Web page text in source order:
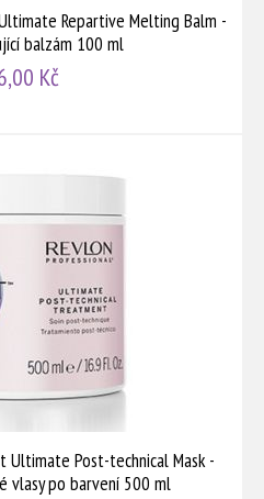
Repartive Melting Balm -
balzám 100 ml
Kč
Ultimate Post-technical Mask -
vlasy po barvení 500 ml